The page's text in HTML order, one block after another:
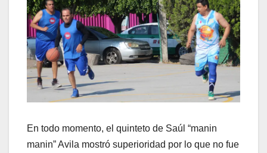
En todo momento, el quinteto de Saúl “manin
manin” Avila mostró superioridad por lo que no fue